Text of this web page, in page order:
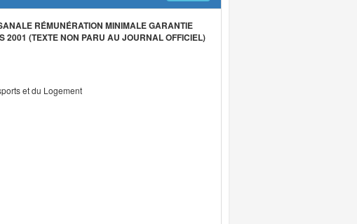
RÉMUNÉRATION MINIMALE GARANTIE
2001 (TEXTE NON PARU AU JOURNAL OFFICIEL)
et du Logement